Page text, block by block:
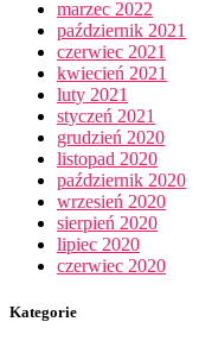
marzec 2022
październik 2021
czerwiec 2021
kwiecień 2021
luty 2021
styczeń 2021
grudzień 2020
listopad 2020
październik 2020
wrzesień 2020
sierpień 2020
lipiec 2020
czerwiec 2020
Kategorie